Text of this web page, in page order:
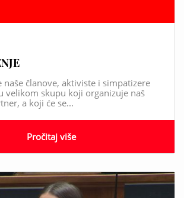
naše članove, aktiviste i simpatizere
velikom skupu koji organizuje naš
a koji će se...
Pročitaj više